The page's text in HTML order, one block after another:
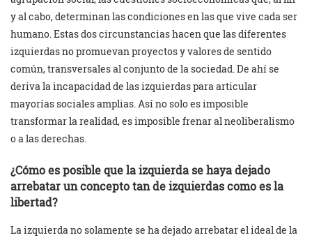
y al cabo, determinan las condiciones en las que vive cada ser
humano. Estas dos circunstancias hacen que las diferentes
izquierdas no promuevan proyectos y valores de sentido
común, transversales al conjunto de la sociedad. De ahí se
deriva la incapacidad de las izquierdas para articular
mayorías sociales amplias. Así no solo es imposible
transformar la realidad, es imposible frenar al neoliberalismo
o a las derechas.
¿Cómo es posible que la izquierda se haya dejado
arrebatar un concepto tan de izquierdas como es la
libertad?
La izquierda no solamente se ha dejado arrebatar el ideal de la